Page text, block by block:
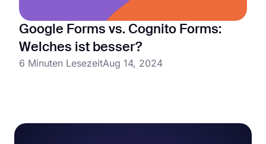
Google Forms vs. Cognito Forms:
Welches ist besser?
6 Minuten LesezeitAug 14, 2024